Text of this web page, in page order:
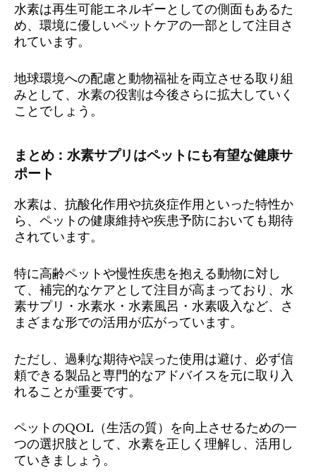
水素は再生可能エネルギーとしての側面もあるた
め、環境に優しいペットケアの一部として注目さ
れています。
地球環境への配慮と動物福祉を両立させる取り組
みとして、水素の役割は今後さらに拡大していく
ことでしょう。
まとめ：水素サプリはペットにも有望な健康サ
ポート
水素は、抗酸化作用や抗炎症作用といった特性か
ら、ペットの健康維持や疾患予防においても期待
されています。
特に高齢ペットや慢性疾患を抱える動物に対し
て、補完的なケアとして注目が高まっており、水
素サプリ・水素水・水素風呂・水素吸入など、さ
まざまな形での活用が広がっています。
ただし、過剰な期待や誤った使用は避け、必ず信
頼できる製品と専門的なアドバイスを元に取り入
れることが重要です。
ペットのQOL（生活の質）を向上させるための一
つの選択肢として、水素を正しく理解し、活用し
ていきましょう。